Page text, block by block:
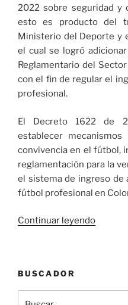
2022 sobre seguridad y
esto es producto del
Ministerio del Deporte y
el cual se logró
Reglamentario del
con el fin de regular el
profesional.
El Decreto 1622 de
establecer
convivencia en el fútbol,
reglamentación para la
el sistema de ingreso de
fútbol profesional en
Continuar leyendo
1622
BUSCADOR